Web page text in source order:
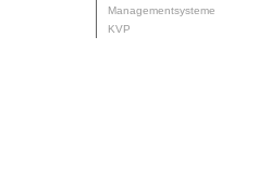
Managementsysteme
KVP